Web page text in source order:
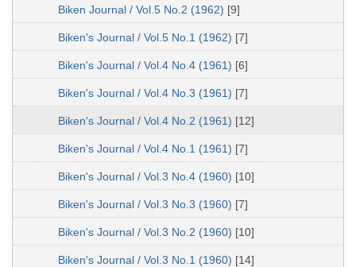
Biken Journal / Vol.5 No.2 (1962) [9]
Biken's Journal / Vol.5 No.1 (1962) [7]
Biken's Journal / Vol.4 No.4 (1961) [6]
Biken's Journal / Vol.4 No.3 (1961) [7]
Biken's Journal / Vol.4 No.2 (1961) [12]
Biken's Journal / Vol.4 No.1 (1961) [7]
Biken's Journal / Vol.3 No.4 (1960) [10]
Biken's Journal / Vol.3 No.3 (1960) [7]
Biken's Journal / Vol.3 No.2 (1960) [10]
Biken's Journal / Vol.3 No.1 (1960) [14]